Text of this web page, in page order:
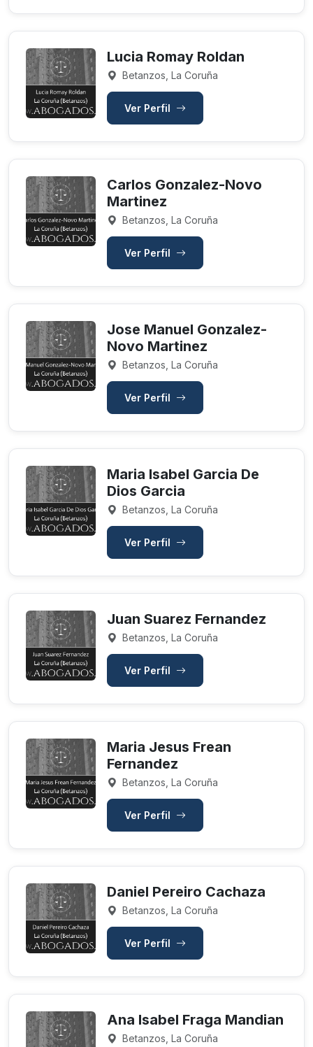
Lucia Romay Roldan
Betanzos, La Coruña
Ver Perfil
Carlos Gonzalez-Novo
Martinez
Betanzos, La Coruña
Ver Perfil
Jose Manuel Gonzalez-
Novo Martinez
Betanzos, La Coruña
Ver Perfil
Maria Isabel Garcia De
Dios Garcia
Betanzos, La Coruña
Ver Perfil
Juan Suarez Fernandez
Betanzos, La Coruña
Ver Perfil
Maria Jesus Frean
Fernandez
Betanzos, La Coruña
Ver Perfil
Daniel Pereiro Cachaza
Betanzos, La Coruña
Ver Perfil
Ana Isabel Fraga Mandian
Betanzos, La Coruña